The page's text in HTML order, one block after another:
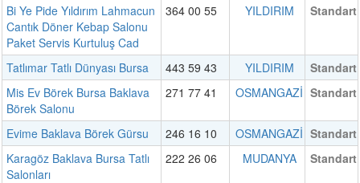
Bi Ye Pide Yıldırım Lahmacun
Cantık Döner Kebap Salonu
Paket Servis Kurtuluş Cad
364 00 55 YILDIRIM Standart
Tatlımar Tatlı Dünyası Bursa 443 59 43 YILDIRIM
Standart
Mis Ev Börek Bursa Baklava
Börek Salonu
271 77 41 OSMANGAZİ Standart
Evime Baklava Börek Gürsu 246 16 10 OSMANGAZİ Standart
Karagöz Baklava Bursa Tatlı
Salonları
222 26 06 MUDANYA Standart